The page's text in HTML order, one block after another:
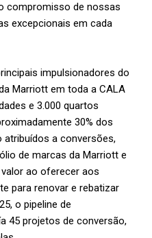
compromisso de nossas
excepcionais em cada
impulsionadores do
Marriott em toda a CALA
e 3.000 quartos
30% dos
a conversões,
de marcas da Marriott e
ao oferecer aos
para renovar e rebatizar
o pipeline de
45 projetos de conversão,